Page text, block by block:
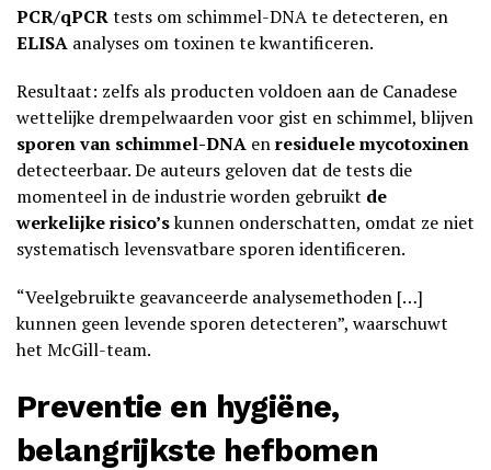
PCR/qPCRtests om schimmel-DNA te detecteren, en
ELISA analyses om toxinen te kwantificeren.
Resultaat: zelfs als producten voldoen aan de Canadese
wettelijke drempelwaarden voor gist en schimmel, blijven
sporen van schimmel-DNA enresiduele mycotoxinen
detecteerbaar. De auteurs geloven dat de tests die
momenteel in de industrie worden gebruikt de
werkelijke risico’skunnen onderschatten, omdat ze niet
systematisch levensvatbare sporen identificeren.
“Veelgebruikte geavanceerde analysemethoden […]
kunnen geen levende sporen detecteren”, waarschuwt
het McGill-team.
Preventie en hygiëne,
belangrijkste hefbomen